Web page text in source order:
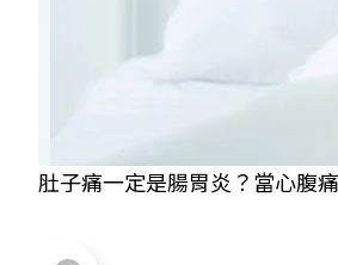
肚子痛一定是腸胃炎？當心腹